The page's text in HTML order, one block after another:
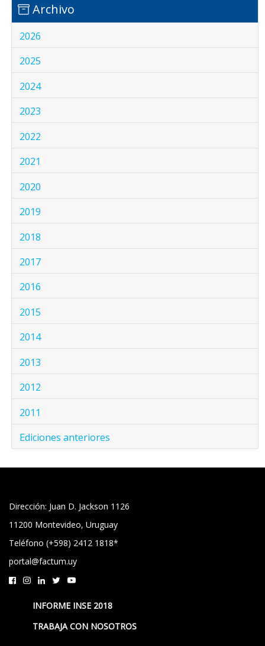
Archivo
2026
2025
2024
2023
2022
2021
2020
2019
2018
2017
2016
2015
2014
2013
2012
2011
Ediciones anteriores
Dirección: Juan D. Jackson 1126
11200 Montevideo, Uruguay
Teléfono (+598) 2412 1818*
portal@factum.uy
INFORME INSE 2018
TRABAJA CON NOSOTROS